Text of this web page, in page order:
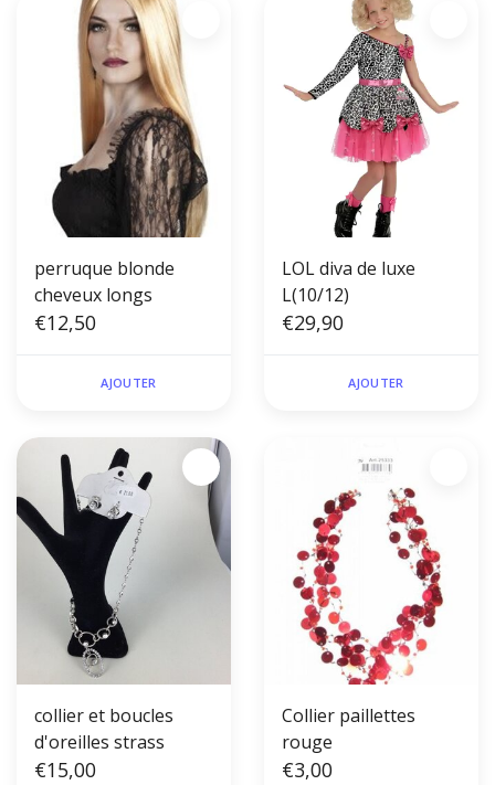
perruque blonde
cheveux longs
€12,50
AJOUTER
LOL diva de luxe
L(10/12)
€29,90
AJOUTER
collier et boucles
d'oreilles strass
€15,00
Collier paillettes
rouge
€3,00